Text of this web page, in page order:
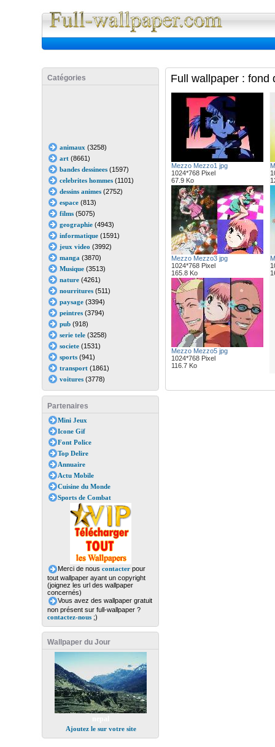
Catégories
animaux (3258)
art(8661)
bandes dessinees(1597)
celebrites hommes(1101)
dessins animes(2752)
espace(813)
films(5075)
geographie(4943)
informatique(1591)
jeux video (3992)
manga (3870)
Musique(3513)
nature(4261)
nourritures(511)
paysage(3394)
peintres(3794)
pub(918)
serie tele(3258)
societe(1531)
sports(941)
transport(1861)
voitures(3778)
Partenaires
Mini Jeux
Icone Gif
Font Police
Top Delire
Annuaire
Actu Mobile
Cuisine du Monde
Sports de Combat
Merci de nous contacterpour
tout wallpaper ayant un copyright
(joignez les url des wallpaper
concernés)
Vous avez des wallpaper gratuit
non présent sur full-wallpaper ?
contactez-nous;)
Wallpaper du Jour
Ajoutez le sur votre site
Full wallpaper : fond
Mezzo Mezzo1 jpg
1024*768 Pixel
67.9 Ko
Mezzo Mezzo3 jpg
1024*768 Pixel
165.8 Ko
Mezzo Mezzo5 jpg
1024*768 Pixel
116.7 Ko